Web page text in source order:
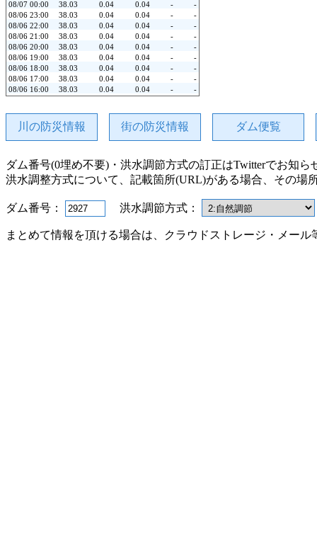
08/07 00:00
38.03 0.04 0.04 -
-
08/06 23:00
38.03 0.04 0.04 -
-
08/06 22:00
38.03 0.04 0.04 -
-
08/06 21:00
38.03 0.04 0.04 -
-
08/06 20:00
38.03 0.04 0.04 -
-
08/06 19:00
38.03 0.04 0.04 -
-
08/06 18:00
38.03 0.04 0.04 -
-
08/06 17:00
38.03 0.04 0.04 -
-
08/06 16:00
38.03 0.04 0.04 -
-
08/06 13:00
38.03 0.04 -
08/06 12:00
38.03 0.04 -
08/06 11:00
38.03 0.04 0.04 -
-
08/06 09:00
38.03 0.04 0.04 -
-
08/06 08:00
38.03 0.04 0.04 -
-
08/06 07:00
38.03 0.04 0.04 -
-
08/06 05:00
38.03 0.04 -
-
38.03 0.04
08/06 02:00
38.03 0.04 0.04 -
-
川の防災情報 街の防災情報 ダム便覧
ダム番号(0埋め不要)・洪水調節方式の訂正はTwitterでお知ら
洪水調整方式について、記載箇所(URL)がある場合、その場
ダム番号： 洪水調節方式：
まとめて情報を頂ける場合は、クラウドストレージ・メー